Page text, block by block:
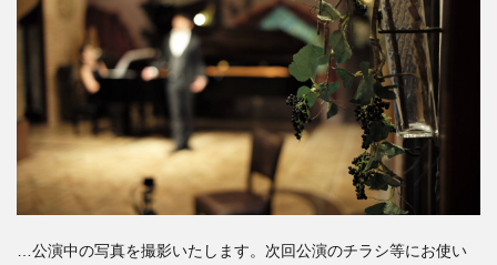
…公演中の写真を撮影いたします。次回公演のチラシ等にお使い